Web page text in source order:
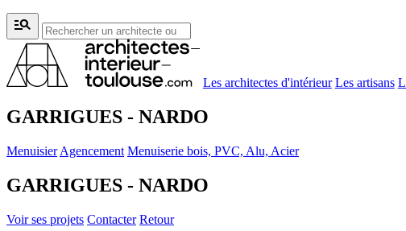
manage_search
Les architectes d'intérieur Les artisans
GARRIGUES - NARDO
Menuisier Agencement Menuiserie bois, PVC, Alu, Acier
GARRIGUES - NARDO
Voir ses projets Contacter Retour